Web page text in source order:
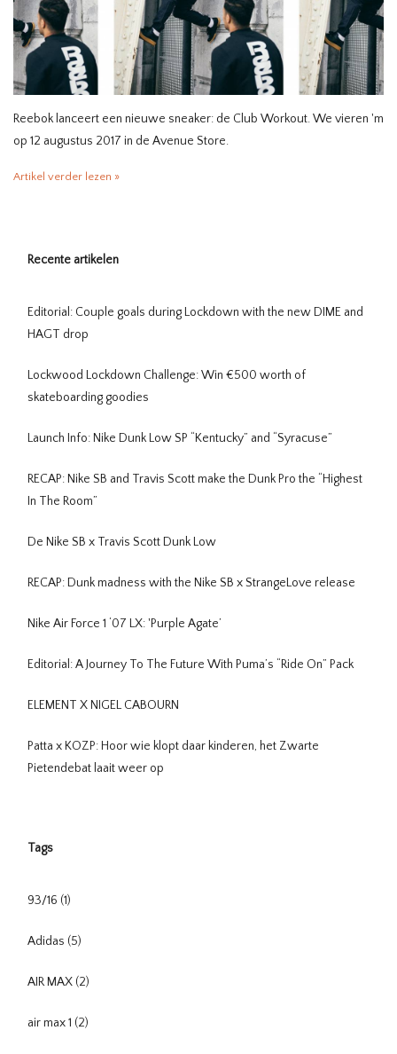
THE EDIT
Reebok lanceert een nieuwe sneaker: de Club Workout. We vieren 'm
op 12 augustus 2017 in de Avenue Store.
Artikel verder lezen »
Recente artikelen
Editorial: Couple goals during Lockdown with the new DIME and
HAGT drop
Lockwood Lockdown Challenge: Win €500 worth of
skateboarding goodies
Launch Info: Nike Dunk Low SP “Kentucky” and “Syracuse”
RECAP: Nike SB and Travis Scott make the Dunk Pro the “Highest
In The Room”
De Nike SB x Travis Scott Dunk Low
RECAP: Dunk madness with the Nike SB x StrangeLove release
Nike Air Force 1 ‘07 LX: 'Purple Agate’
Editorial: A Journey To The Future With Puma’s “Ride On” Pack
ELEMENT X NIGEL CABOURN
Patta x KOZP: Hoor wie klopt daar kinderen, het Zwarte
Pietendebat laait weer op
Tags
93/16 (1)
Adidas (5)
AIR MAX (2)
air max 1 (2)